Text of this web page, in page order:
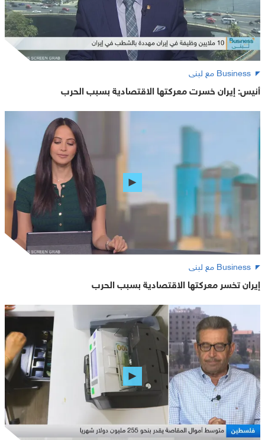
Business مع لبنى
أنيس: إيران خسرت معركتها الاقتصادية بسبب الحرب
Business مع لبنى
إيران تخسر معركتها الاقتصادية بسبب الحرب